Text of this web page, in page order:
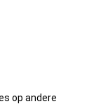
op andere